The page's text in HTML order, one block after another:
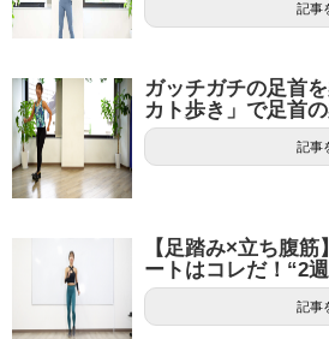
記事
ガッチガチの足首
カト歩き」で足首
記事
【足踏み×立ち腹
ートはコレだ！“2
記事